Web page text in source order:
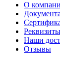
О
Реквизиты
Наши
Отзывы